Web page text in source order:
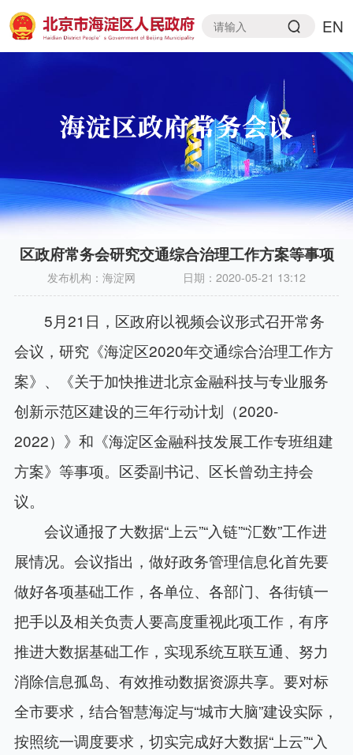
EN
区政府常务会研究交通综合治理工作方案等事项
发布机构：海淀网 日期： 2020-05-21 13:12
5月21日，区政府以视频会议形式召开常务
会议，研究《海淀区2020年交通综合治理工作方
案》、《关于加快推进北京金融科技与专业服务
创新示范区建设的三年行动计划（2020-
2022）》和《海淀区金融科技发展工作专班组建
方案》等事项。区委副书记、区长曾劲主持会
议。
会议通报了大数据“上云”“入链”“汇数”工作进
展情况。会议指出，做好政务管理信息化首先要
做好各项基础工作，各单位、各部门、各街镇一
把手以及相关负责人要高度重视此项工作，有序
推进大数据基础工作，实现系统互联互通、努力
消除信息孤岛、有效推动数据资源共享。要对标
全市要求，结合智慧海淀与“城市大脑”建设实际，
按照统一调度要求，切实完成好大数据“上云”“入